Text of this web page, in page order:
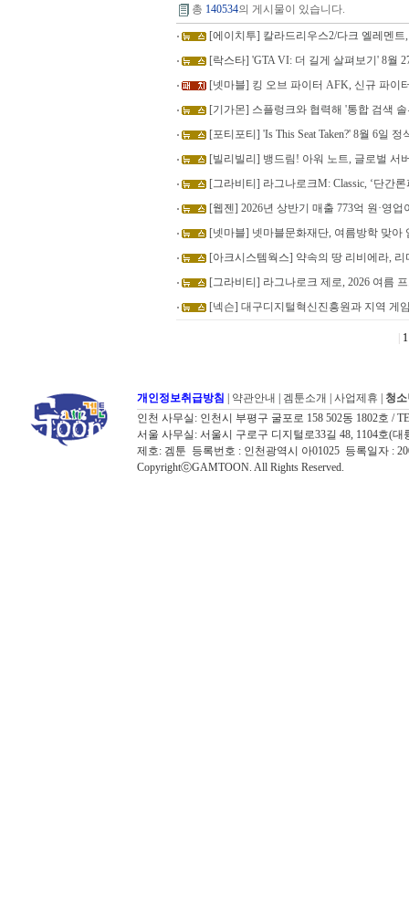
총 140534의 게시물이 있습니다.
[에이치투] 칼라드리우스2/다크 엘레멘
[락스타] 'GTA VI: 더 길게 살펴보기' 8월
[넷마블] 킹 오브 파이터 AFK, 신규 파이
[기가몬] 스플렁크와 협력해 '통합 검색
[포티포티] 'Is This Seat Taken?' 8월 6일 정
[빌리빌리] 뱅드림! 아워 노트, 글로벌 서
[그라비티] 라그나로크M: Classic, ‘단간
[웹젠] 2026년 상반기 매출 773억 원·영업
[넷마블] 넷마블문화재단, 여름방학 맞아
[아크시스템웍스] 약속의 땅 리비에라,
[그라비티] 라그나로크 제로, 2026 여름
[넥슨] 대구디지털혁신진흥원과 지역 게
1
개인정보취급방침 약관안내 겜툰소개 사업제휴
청
인천 사무실: 인천시 부평구 굴포로 158 502동 1802호 /
서울 사무실: 서울시 구로구 디지털로33길 48, 1104호(대
제호: 겜툰 등록번호 : 인천광역시 아01025 등록일자 :
CopyrightⓒGAMTOON. All Rights Reserved.